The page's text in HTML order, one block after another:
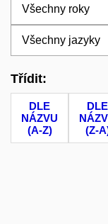
Třídit:
DLE
NÁZVU
(A-Z)
DLE
(Z-